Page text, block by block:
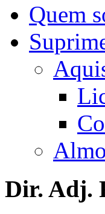
Quem
Dir. Adj.